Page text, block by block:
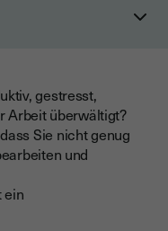
(Tomatentechnik) aus
gestresst,
Arbeit überwältigt?
Sie nicht genug
und
ein